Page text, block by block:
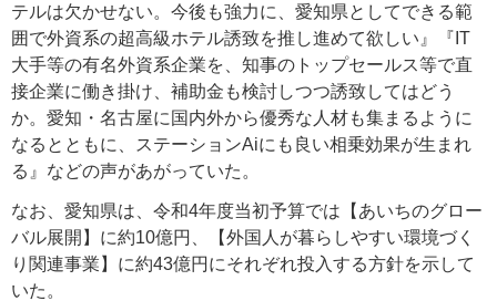
テルは欠かせない。今後も強力に、愛知県としてできる範
囲で外資系の超高級ホテル誘致を推し進めて欲しい』『IT
大手等の有名外資系企業を、知事のトップセールス等で直
接企業に働き掛け、補助金も検討しつつ誘致してはどう
か。愛知・名古屋に国内外から優秀な人材も集まるように
なるとともに、ステーションAiにも良い相乗効果が生まれ
る』などの声があがっていた。
なお、愛知県は、令和4年度当初予算では【あいちのグロー
バル展開】に約10億円、【外国人が暮らしやすい環境づく
り関連事業】に約43億円にそれぞれ投入する方針を示して
いた。